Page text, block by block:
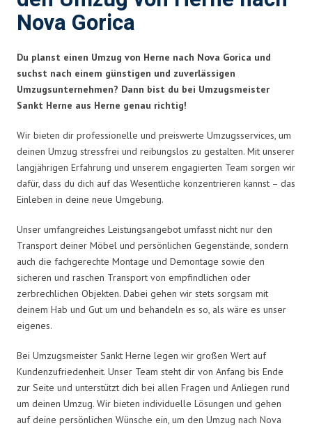
Nova Gorica
Du planst einen Umzug von Herne nach Nova Gorica und
suchst nach einem günstigen und zuverlässigen
Umzugsunternehmen? Dann bist du bei Umzugsmeister
Sankt Herne aus Herne genau richtig!
Wir bieten dir professionelle und preiswerte Umzugsservices, um
deinen Umzug stressfrei und reibungslos zu gestalten. Mit unserer
langjährigen Erfahrung und unserem engagierten Team sorgen wir
dafür, dass du dich auf das Wesentliche konzentrieren kannst – das
Einleben in deine neue Umgebung.
Unser umfangreiches Leistungsangebot umfasst nicht nur den
Transport deiner Möbel und persönlichen Gegenstände, sondern
auch die fachgerechte Montage und Demontage sowie den
sicheren und raschen Transport von empfindlichen oder
zerbrechlichen Objekten. Dabei gehen wir stets sorgsam mit
deinem Hab und Gut um und behandeln es so, als wäre es unser
eigenes.
Bei Umzugsmeister Sankt Herne legen wir großen Wert auf
Kundenzufriedenheit. Unser Team steht dir von Anfang bis Ende
zur Seite und unterstützt dich bei allen Fragen und Anliegen rund
um deinen Umzug. Wir bieten individuelle Lösungen und gehen
auf deine persönlichen Wünsche ein, um den Umzug nach Nova